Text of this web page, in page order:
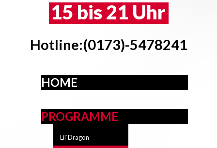
15 bis 21 Uhr
Hotline:(0173)-5478241
HOME
PROGRAMME
Lil`Dragon